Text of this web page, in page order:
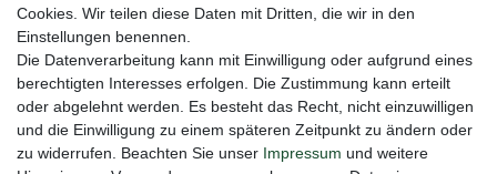
Hiermit bestätige ich, dass ich dieDaten­schutz­erklärunggelesen habe. Meine
Einwilligung kann ich jederzeit widerrufen.**
Abonnieren
** Hierbei handelt es sich um ein Pflichtfeld.
Cookies. Wir teilen diese Daten mit Dritten, die wir in den
Einstellungen benennen.
Die Datenverarbeitung kann mit Einwilligung oder aufgrund eines
berechtigten Interesses erfolgen. Die Zustimmung kann erteilt
oder abgelehnt werden. Es besteht das Recht, nicht einzuwilligen
und die Einwilligung zu einem späteren Zeitpunkt zu ändern oder
zu widerrufen. Beachten Sie unser Impressum und weitere